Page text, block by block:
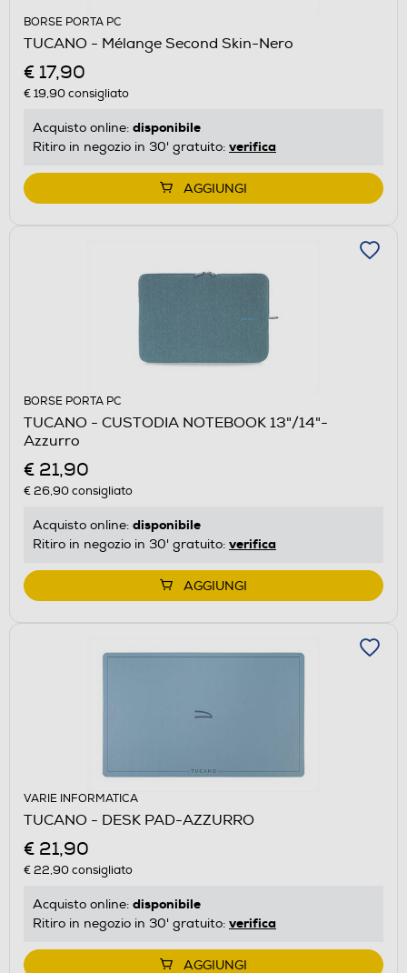
BORSE PORTA PC
TUCANO - Mélange Second Skin-Nero
€ 17,90
€ 19,90consigliato
Acquisto online: disponibile
Ritiro in negozio in 30' gratuito: verifica
AGGIUNGI
BORSE PORTA PC
TUCANO - CUSTODIA NOTEBOOK 13"/14"-
Azzurro
€ 21,90
€ 26,90consigliato
Acquisto online: disponibile
Ritiro in negozio in 30' gratuito: verifica
AGGIUNGI
VARIE INFORMATICA
TUCANO - DESK PAD-AZZURRO
€ 21,90
€ 22,90consigliato
Acquisto online: disponibile
Ritiro in negozio in 30' gratuito: verifica
AGGIUNGI